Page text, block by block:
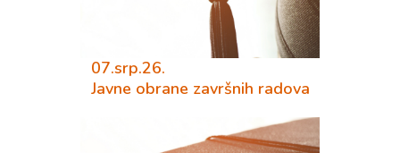
07.srp.26.
Javne obrane završnih radova